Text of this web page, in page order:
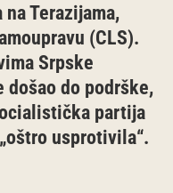
Terazijama,
(CLS).
Srpske
došao do podrške,
partija
usprotivila“.